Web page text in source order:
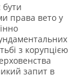
права вето у
з корупцією
запит в